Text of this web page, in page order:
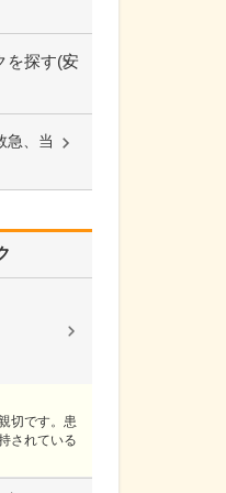
を探す(安
急、当
切です。患
されている